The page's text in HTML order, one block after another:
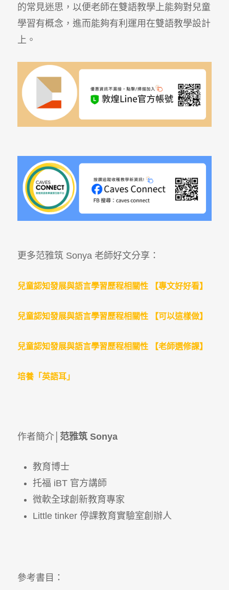
的常見迷思，以便老師在雙語教學上能夠對兒童
學習有概念，進而能夠有利運用在雙語教學設計
上。
更多范雅筑 Sonya 老師好文分享：
兒童認知發展與語言學習歷程相關性 【專文好好看】
兒童認知發展與語言學習歷程相關性 【可以這樣做】
兒童認知發展與語言學習歷程相關性 【老師選修課】
培養「英語耳」
作者簡介│ 范雅筑 Sonya
教育博士
托福 iBT 官方講師
微軟全球創新教育專家
Little tinker 停課教育實驗室創辦人
參考書目：